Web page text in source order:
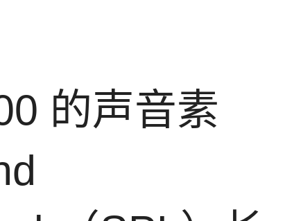
的声音素